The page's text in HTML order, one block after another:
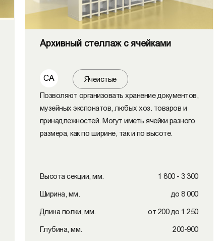
Архивный стеллаж с ячейками
СА
Ячеистые
Позволяют организовать хранение документов,
музейных экспонатов, любых хоз. товаров и
принадлежностей. Могут иметь ячейки разного
размера, как по ширине, так и по высоте.
Высота секции, мм. 1 800 - 3 300
Ширина, мм. до 8 000
Длина полки, мм. от 200 до 1 250
Глубина, мм. 200-900